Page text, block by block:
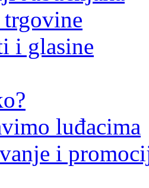
i glasine
luđacima
i